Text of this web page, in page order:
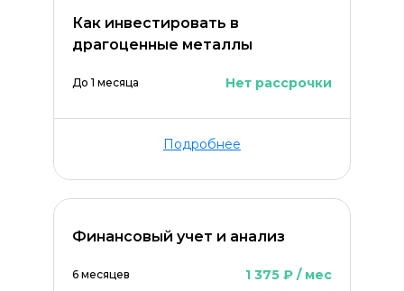
Как инвестировать в
драгоценные металлы
До 1 месяца Нет рассрочки
Подробнее
Финансовый учет и анализ
6 месяцев 1 375 ₽ / мес
Оставить комментарий